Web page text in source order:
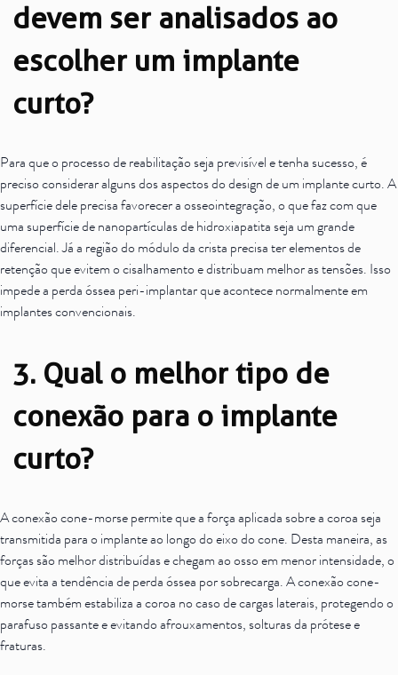
devem ser analisados ao
escolher um implante
curto?
Para que o processo de reabilitação seja previsível e tenha sucesso, é
preciso considerar alguns dos aspectos do design de um implante curto. A
superfície dele precisa favorecer a osseointegração, o que faz com que
uma superfície de nanopartículas de hidroxiapatita seja um grande
diferencial. Já a região do módulo da crista precisa ter elementos de
retenção que evitem o cisalhamento e distribuam melhor as tensões. Isso
impede a perda óssea peri-implantar que acontece normalmente em
implantes convencionais.
3. Qual o melhor tipo de
conexão para o implante
curto?
A conexão cone-morse permite que a força aplicada sobre a coroa seja
transmitida para o implante ao longo do eixo do cone. Desta maneira, as
forças são melhor distribuídas e chegam ao osso em menor intensidade, o
que evita a tendência de perda óssea por sobrecarga. A conexão cone-
morse também estabiliza a coroa no caso de cargas laterais, protegendo o
parafuso passante e evitando afrouxamentos, solturas da prótese e
fraturas.